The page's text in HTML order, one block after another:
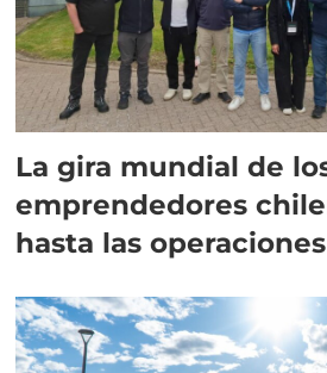
La gira mundial de
emprendedores
hasta las